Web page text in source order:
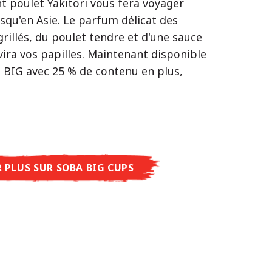
saveurs, un seul objectif : le vrai
restaurant – sans le restaurant.
Premium, découvrez le plaisir du
comme jamais auparavant : acidulé et
Yuzu, épicé et relevé avec Spicy
du restaurant – à savourer chez
poulet Yakitori vous fera voyager
Asie. Le parfum délicat des
du poulet tendre et d'une sauce
vos papilles. Maintenant disponible
avec 25 % de contenu en plus,
PLUS SUR SOBA BIG CUPS
synonyme d'équilibre parfait et
caramélisé combinée aux arômes
cette soupe une expérience gustative
PLUS SUR NISSIN RAMEN